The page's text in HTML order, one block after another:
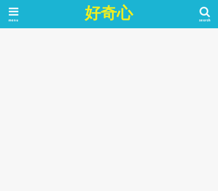
好奇心 search
menu